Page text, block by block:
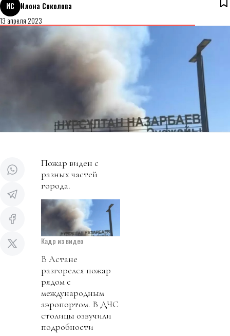
ИС
Илона Соколова
13 апреля 2023
Пожар виден с
разных частей
города.
Кадр из видео
В Астане
разгорелся пожар
рядом с
международным
аэропортом. В ДЧС
столицы озвучили
подробности